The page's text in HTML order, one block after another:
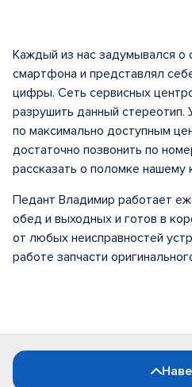
Каждый из нас задумывался о
смартфона и представлял
цифры. Сеть сервисных
разрушить данный стереотип.
по максимально доступным
достаточно позвонить по
рассказать о поломке нашему
Педант Владимир работает
обед и выходных и готов в
от любых неисправностей
работе запчасти